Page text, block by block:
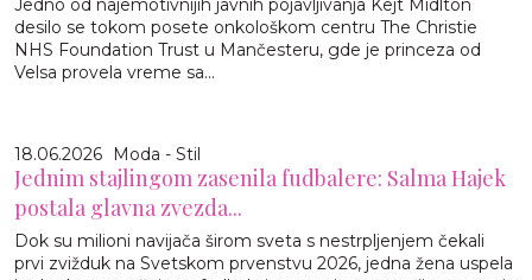
desilo se tokom posete onkološkom centru The Christie
NHS Foundation Trust u Mančesteru, gde je princeza od
Velsa provela vreme sa...
18.06.2026 Moda - Stil
Jednim stajlingom zasenila fudbalere: Salma Hajek
postala glavna zvezda...
Dok su milioni navijača širom sveta s nestrpljenjem čekali
prvi zvižduk na Svetskom prvenstvu 2026, jedna žena uspela